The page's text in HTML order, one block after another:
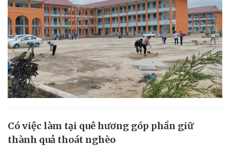
Có việc làm tại quê hương góp phần giữ
thành quả thoát nghèo